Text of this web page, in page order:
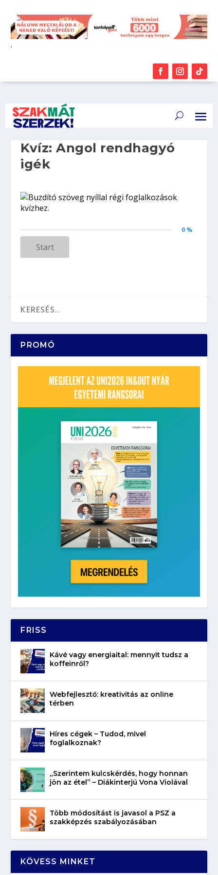
.
Kvíz: Angol rendhagyó
igék
0 %
Start
PROMÓ
FRISS
Kávé vagy energiaital: mennyit tudsz a
koffeinről?
Webfejlesztő: kreativitás az online
térben
Híres cégek – Tudod, mivel
foglalkoznak?
„Szerintem kulcskérdés, hogy honnan
jön az étel” – Diákinterjú Vona Violával
Több módosítást is javasol a PSZ a
szakképzés szabályozásában
KÖVESS MINKET